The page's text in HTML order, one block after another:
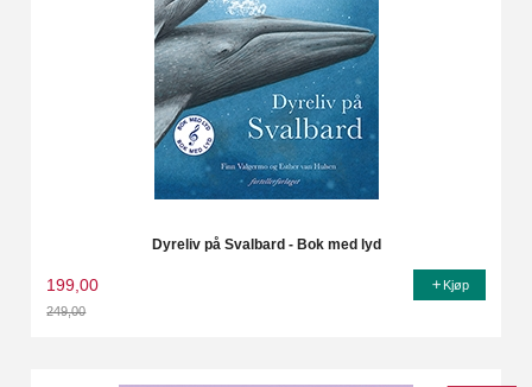
Dyreliv på Svalbard - Bok med lyd
199,00
249,00
Kjøp